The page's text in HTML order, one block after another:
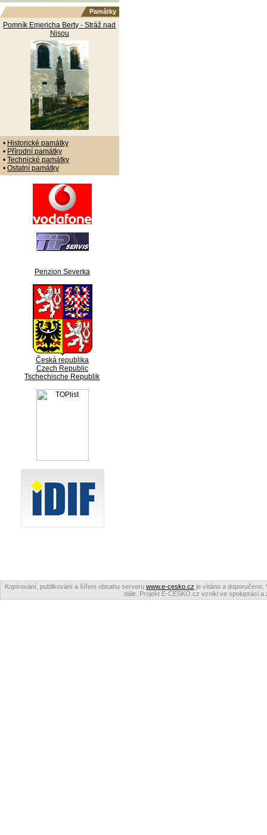
Památky
Pomník Emericha Berty - Stráž nad
Nisou
• Historické památky
• Přírodní památky
• Technické památky
• Ostatní památky
Penzion Severka
Česká republika
Czech Republic
Tschechische Republik
Kopírování, publikování a šíření obsahu serveru www.e-cesko.cz je vítáno a doporučeno.
dále. Projekt E-ČESKO.cz vznikl ve spolupráci